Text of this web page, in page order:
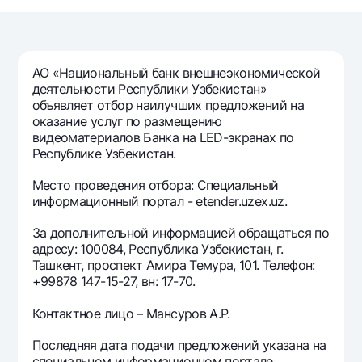
Золотые слитки от НБУ
Серебряный депозит
Visa FIFA
Mastercard
Зарплатные
Garmin pay
Тарифы
Акции
Мобильное приложение Milliy
Ищите по сайту
Найти
Полезные ссылки
Пресс-центр
АО «Национальный банк внешнеэкономической
деятельности Республики Узбекистан»
объявляет отбор наилучших предложений на
оказание услуг по размещению
видеоматериалов Банка на LED-экранах по
Республике Узбекистан.
Место проведения отбора: Специальный
информационный портал - etender.uzex.uz.
За дополнительной информацией обращаться по
адресу: 100084, Республика Узбекистан, г.
Ташкент, проспект Амира Темура, 101. Телефон:
+99878 147-15-27, вн: 17-70.
Контактное лицо – Мансуров А.Р.
Последняя дата подачи предложений указана на